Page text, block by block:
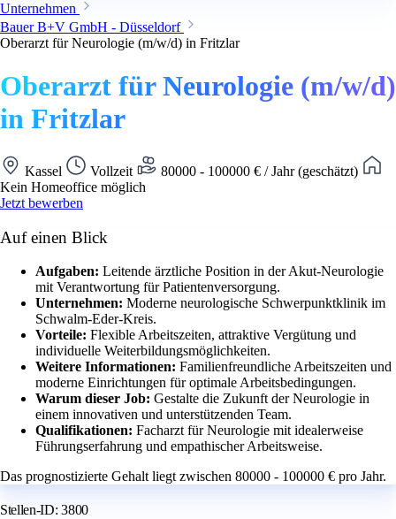
Unternehmen
Bauer B+V GmbH - Düsseldorf
Oberarzt für Neurologie (m/w/d) in Fritzlar
Oberarzt für Neurologie (m/w/d)
in Fritzlar
Kassel Vollzeit
80000 - 100000 € / Jahr (geschätzt)
Kein Homeoffice möglich
Jetzt bewerben
Auf einen Blick
Aufgaben: Leitende ärztliche Position in der Akut-Neurologie
mit Verantwortung für Patientenversorgung.
Unternehmen: Moderne neurologische Schwerpunktklinik im
Schwalm-Eder-Kreis.
Vorteile: Flexible Arbeitszeiten, attraktive Vergütung und
individuelle Weiterbildungsmöglichkeiten.
Weitere Informationen: Familienfreundliche Arbeitszeiten und
moderne Einrichtungen für optimale Arbeitsbedingungen.
Warum dieser Job: Gestalte die Zukunft der Neurologie in
einem innovativen und unterstützenden Team.
Qualifikationen: Facharzt für Neurologie mit idealerweise
Führungserfahrung und empathischer Arbeitsweise.
Das prognostizierte Gehalt liegt zwischen 80000 - 100000 € pro Jahr.
Stellen-ID: 3800